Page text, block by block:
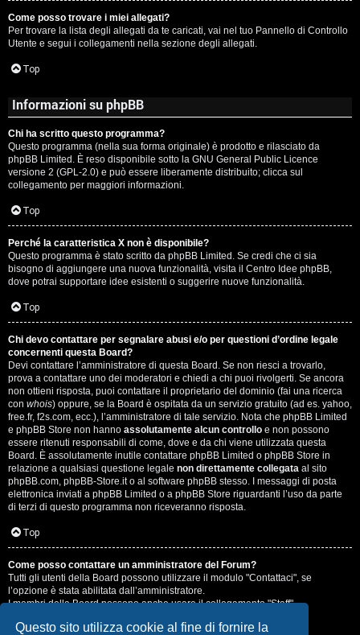
Questo sito utilizza cookie al fine di fornire la
Come posso trovare i miei allegati?
Per trovare la lista degli allegati da te caricati, vai nel tuo Pannello di Controllo
Utente e segui i collegamenti nella sezione degli allegati.
Top
Informazioni su phpBB
Chi ha scritto questo programma?
Questo programma (nella sua forma originale) è prodotto e rilasciato da
phpBB Limited . È reso disponibile sotto la GNU General Public Licence
versione 2 (GPL-2.0) e può essere liberamente distribuito; clicca sul
collegamento per maggiori informazioni.
Top
Perché la caratteristica X non è disponibile?
Questo programma è stato scritto da phpBB Limited. Se credi che ci sia
bisogno di aggiungere una nuova funzionalità, visita il Centro Idee phpBB,
dove potrai supportare idee esistenti o suggerire nuove funzionalità.
Top
Chi devo contattare per segnalare abusi e/o per questioni d’ordine legale
concernenti questa Board?
Devi contattare l’amministratore di questa Board. Se non riesci a trovarlo,
prova a contattare uno dei moderatori e chiedi a chi puoi rivolgerti. Se ancora
non ottieni risposta, puoi contattare il proprietario del dominio (fai una ricerca
con whois) oppure, se la Board è ospitata da un servizio gratuito (ad es. yahoo,
free.fr, f2s.com, ecc.), l’amministratore di tale servizio. Nota che phpBB Limited
e phpBB Store non hanno assolutamente alcun controllo e non possono
essere ritenuti responsabili di come, dove e da chi viene utilizzata questa
Board. È assolutamente inutile contattare phpBB Limited o phpBB Store in
relazione a qualsiasi questione legale non direttamente collegata al sito
phpBB.com, phpBB-Store.it o al software phpBB stesso. I messaggi di posta
elettronica inviati a phpBB Limited o a phpBB Store riguardanti l’uso da parte
di terzi di questo programma non riceveranno risposta.
Top
Come posso contattare un amministratore del Forum?
Tutti gli utenti della Board possono utilizzare il modulo "Contattaci", se
l’opzione è stata abilitata dall’amministratore.
I membri della Board possono anche usare il collegamento "Staff".
Top